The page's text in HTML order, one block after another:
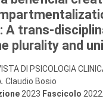
A trans-
plurality and
DI PSICOLOGIA
Claudio Bosio
2023 Fascicolo